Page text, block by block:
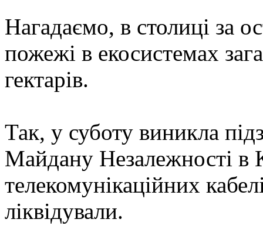
Нагадаємо, в столиці за
пожежі в екосистемах
гектарів.
Так, у суботу виникла
Майдану Незалежності в
телекомунікаційних
ліквідували.